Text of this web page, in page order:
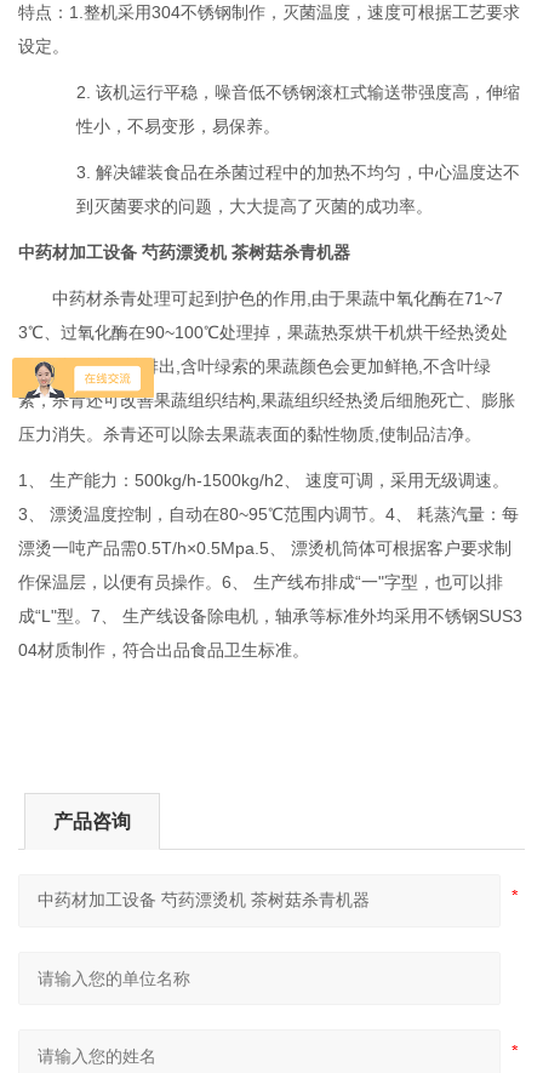
特点：1.整机采用304不锈钢制作，灭菌温度，速度可根据工艺要求
设定。
2. 该机运行平稳，噪音低不锈钢滚杠式输送带强度高，伸缩
性小，不易变形，易保养。
3. 解决罐装食品在杀菌过程中的加热不均匀，中心温度达不
到灭菌要求的问题，大大提高了灭菌的成功率。
中药材加工设备 芍药漂烫机 茶树菇杀青机器
中药材杀青处理可起到护色的作用,由于果蔬中氧化酶在71~7
3℃、过氧化酶在90~100℃处理掉，果蔬热泵烘干机烘干经热烫处
理后,由于空气被排出,含叶绿索的果蔬颜色会更加鲜艳,不含叶绿
素，杀青还可改善果蔬组织结构,果蔬组织经热烫后细胞死亡、膨胀
压力消失。杀青还可以除去果蔬表面的黏性物质,使制品洁净。
1、 生产能力：500kg/h-1500kg/h2、 速度可调，采用无级调速。
3、 漂烫温度控制，自动在80~95℃范围内调节。4、 耗蒸汽量：每
漂烫一吨产品需0.5T/h×0.5Mpa.5、 漂烫机筒体可根据客户要求制
作保温层，以便有员操作。6、 生产线布排成“一"字型，也可以排
成“L"型。7、 生产线设备除电机，轴承等标准外均采用不锈钢SUS3
04材质制作，符合出品食品卫生标准。
产品咨询